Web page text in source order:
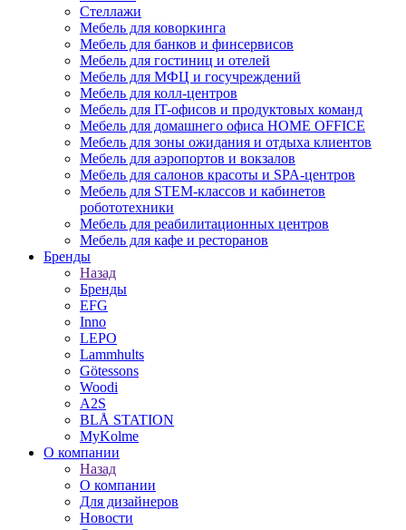
Стеллажи
Мебель для коворкинга
Мебель для банков и финсервисов
Мебель для гостиниц и отелей
Мебель для МФЦ и госучреждений
Мебель для колл-центров
Мебель для IT-офисов и продуктовых команд
Мебель для домашнего офиса HOME OFFICE
Мебель для зоны ожидания и отдыха клиентов
Мебель для аэропортов и вокзалов
Мебель для салонов красоты и SPA-центров
Мебель для STEM-классов и кабинетов
робототехники
Мебель для реабилитационных центров
Мебель для кафе и ресторанов
Бренды
Назад
Бренды
EFG
Inno
LEPO
Lammhults
Götessons
Woodi
A2S
BLÅ STATION
MyKolme
О компании
Назад
О компании
Для дизайнеров
Новости